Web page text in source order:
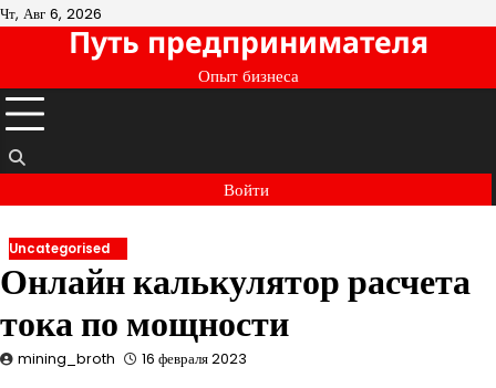
Перейти
содержимому
Чт, Авг 6, 2026
Путь предпринимателя
Опыт бизнеса
Войти
Uncategorised
Онлайн калькулятор расчета
тока по мощности
mining_broth 16 февраля 2023